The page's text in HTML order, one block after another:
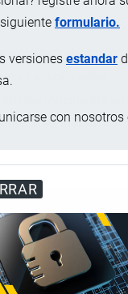
formulario.
versiones estandar
con nosotros
típico olor a algas
y solución salina.
al ser utilizado